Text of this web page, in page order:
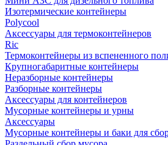
Изотермические контейнеры
Polycool
Аксессуары для термоконтейнеров
Ric
Термоконтейнеры из вспененного
Крупногабаритные контейнеры
Неразборные контейнеры
Разборные контейнеры
Аксессуары для контейнеров
Мусорные контейнеры и урны
Аксессуары
Мусорные контейнеры и баки для